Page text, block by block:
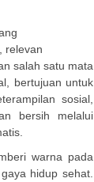
relevan
salah satu mata
bertujuan untuk
sosial,
bersih melalui
warna pada
hidup sehat.